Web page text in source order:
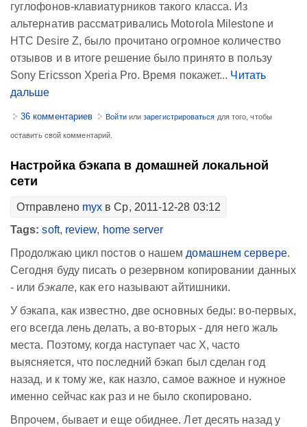
гуглофонов-клавиатурников такого класса. Из
альтернатив рассматривались Motorola Milestone и
HTC Desire Z, было прочитано огромное количество
отзывов и в итоге решение было принято в пользу
Sony Ericsson Xperia Pro. Время покажет... Читать
дальше
36 комментариев Войтиилизарегистрироваться для того, чтобы
оставить свой комментарий.
Настройка бэкапа в домашней локальной
сети
Отправлено myx в Ср, 2011-12-28 03:12
Tags:soft, review, home server
Продолжаю цикл постов о нашем домашнем сервере.
Сегодня буду писать о резервном копировании данных
- илибэкапе, как его называют айтишники.
У бэкапа, как известно, две основных беды: во-первых,
его всегда лень делать, а во-вторых - для него жаль
места. Поэтому, когда наступает час X, часто
выясняется, что последний бэкап был сделан год
назад, и к тому же, как назло, самое важное и нужное
именно сейчас как раз и не было скопировано.
Впрочем, бывает и еще обиднее. Лет десять назад у